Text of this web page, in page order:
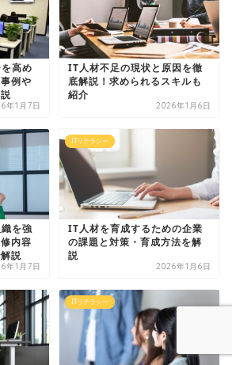
高め
例や
年1月7日
IT人材不足の現状と原因を徹
底解説！求められるスキルも
紹介
2026年1月6日
を強
内容
説
年1月7日
ITリテラシー
IT人材を育成するための企業
の課題と対策・育成方法を解
説
2026年1月6日
ITリテラシー